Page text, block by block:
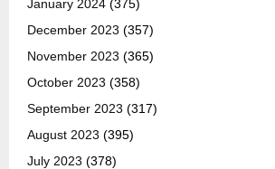
January 2024 (375)
December 2023 (357)
November 2023 (365)
October 2023 (358)
September 2023 (317)
August 2023 (395)
July 2023 (378)